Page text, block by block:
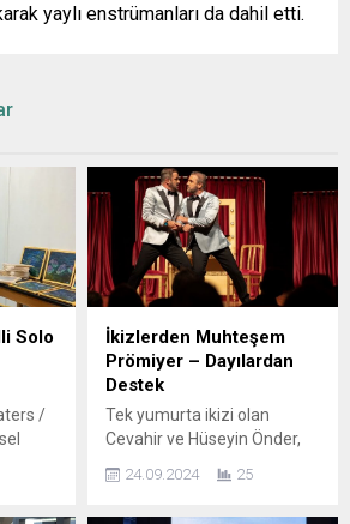
yaylı enstrümanları da dahil etti.
Solo
/
İkizlerden Muhteşem
Prömiyer – Dayılardan
Destek
Tek yumurta ikizi olan
Cevahir ve Hüseyin Önder,
isimli tiyatro oyununu önceki
24.09.2024 25